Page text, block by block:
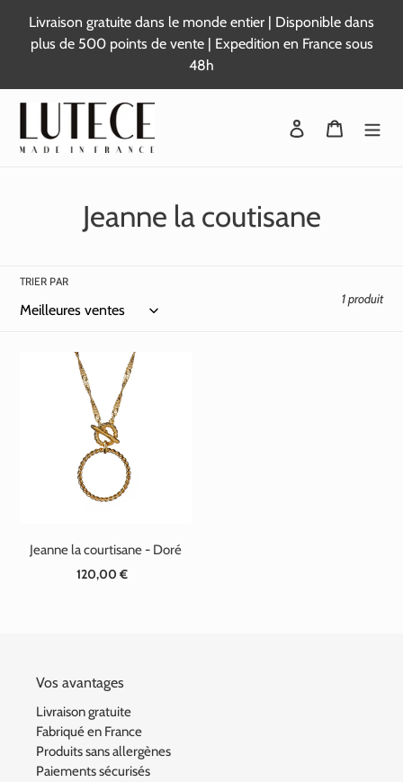
contenu
Livraison gratuite dans le monde entier | Disponible dans
plus de 500 points de vente | Expedition en France sous
48h
Se connecter
Panier
C
l
e
c
t
i
o
:
Jeanne la coutisane
TRIER PAR
1 produit
Jeanne la courtisane - Doré
Prix
120,00 €
Vos avantages
Livraison gratuite
Fabriqué en France
Produits sans allergènes
Paiements sécurisés